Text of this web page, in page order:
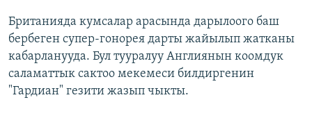
БИЗ ЖАНА ДҮЙНӨ
ДАНИСТЕ
ЭЖЕ-СИҢДИЛЕР
АЗАТТЫК+
Русский
ОНЛАЙН ШЕРИНЕ
Британияда кумсалар арасында дарылоого баш
бербеген супер-гонорея дарты жайылып жатканы
кабарланууда. Бул тууралуу Англиянын коомдук
саламаттык сактоо мекемеси билдиргенин
"Гардиан" гезити жазып чыкты.